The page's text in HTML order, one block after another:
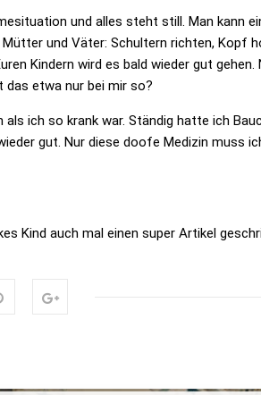
und alles steht still. Man kann
und Väter: Schultern richten, Kopf
Kindern wird es bald wieder gut gehen.
das etwa nur bei mir so?
ich so krank war. Ständig hatte ich
gut. Nur diese doofe Medizin muss
Kind auch mal einen super Artikel